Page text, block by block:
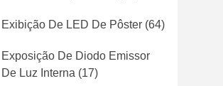
Exibição De LED De Pôster (64)
Exposição De Diodo Emissor
De Luz Interna (17)